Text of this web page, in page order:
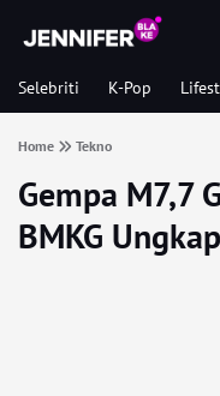
Selebriti K-Pop
Home Tekno
Gempa M7,7
BMKG